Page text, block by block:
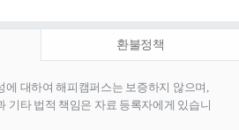
환불정책
에 대하여 해피캠퍼스는 보증하지 않으며,
기타 법적 책임은 자료 등록자에게 있습니